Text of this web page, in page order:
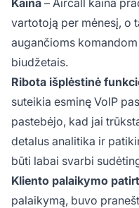
vartotoją per mėnesį, o
augančioms
biudžetais.
Ribota išplėstinė
suteikia esminę VoIP
pastebėjo, kad jai
detalus analitika ir
būti labai svarbi
Kliento palaikymo
palaikymą, buvo